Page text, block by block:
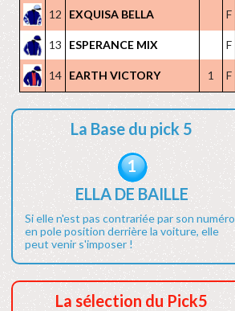
12
EXQUISA BELLA F
13
ESPERANCE MIX F
14 EARTH VICTORY 1 F
La Base du pick 5
1
ELLA DE BAILLE
Si elle n'est pas contrariée par son numéro
en pole position derrière la voiture, elle
peut venir s'imposer !
La sélection du Pick5